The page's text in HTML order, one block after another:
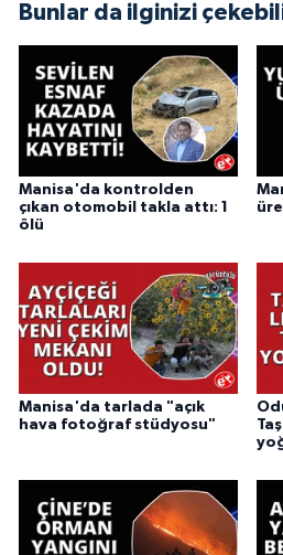
Bunlar da ilginizi
Manisa'da kontrolden
çıkan otomobil takla attı: 1
ölü
Manisa'da tarlada "açık
hava fotoğraf stüdyosu"